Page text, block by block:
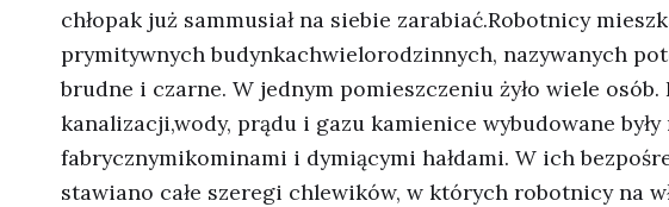
chłopak już sammusiał na siebie zarabiać.Robotnicy
prymitywnych budynkachwielorodzinnych, nazywanych
brudne i czarne. W jednym pomieszczeniu żyło wiele osób.
kanalizacji,wody, prądu i gazu kamienice wybudowane były
fabrycznymikominami i dymiącymi hałdami. W ich
stawiano całe szeregi chlewików, w których robotnicy na